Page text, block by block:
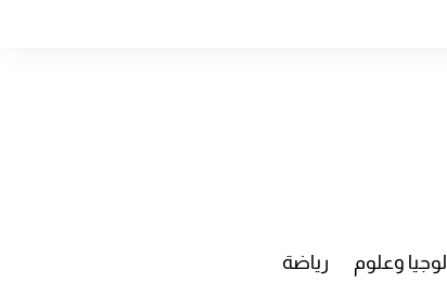
وعلوم رياضة